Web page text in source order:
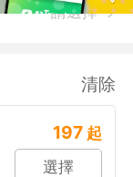
請選擇
清除
197 起
選擇